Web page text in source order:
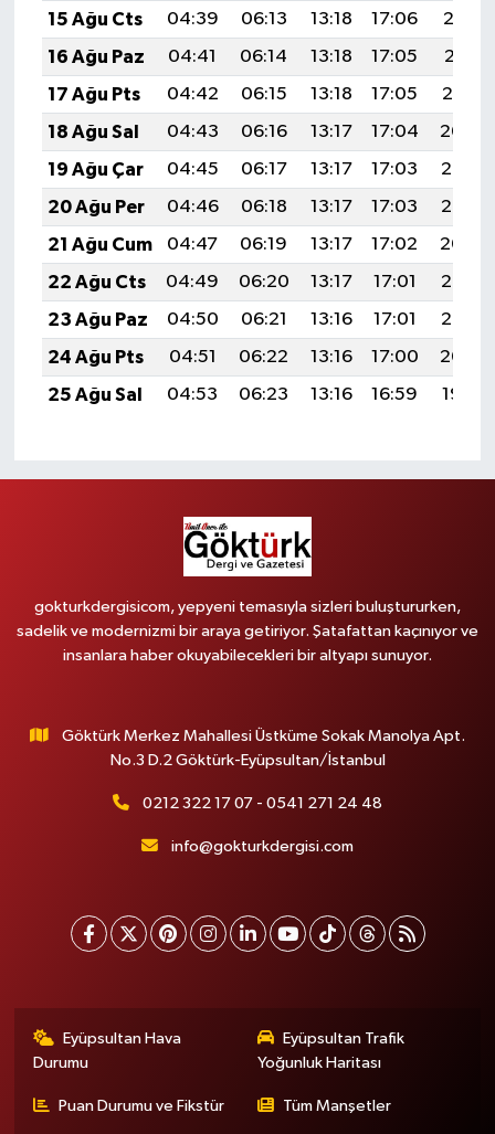
15 Ağu Cts
04:39 06:13 13:18 17:06
20:13
16 Ağu Paz
04:41 06:14 13:18 17:05
20:11
17 Ağu Pts
04:42 06:15 13:18 17:05
20:10
18 Ağu Sal
04:43 06:16 13:17 17:04
20:09
19 Ağu Çar
04:45 06:17 13:17 17:03
20:07
20 Ağu Per
04:46 06:18 13:17 17:03
20:06
21 Ağu Cum
04:47 06:19 13:17 17:02
20:04
22 Ağu Cts
04:49 06:20 13:17 17:01
20:03
23 Ağu Paz
04:50 06:21 13:16 17:01
20:02
24 Ağu Pts
04:51 06:22 13:16 17:00
20:00
25 Ağu Sal
04:53 06:23 13:16 16:59 19:59
gokturkdergisicom, yepyeni temasıyla sizleri buluştururken,
sadelik ve modernizmi bir araya getiriyor. Şatafattan kaçınıyor ve
insanlara haber okuyabilecekleri bir altyapı sunuyor.
Göktürk Merkez Mahallesi Üstküme Sokak Manolya Apt.
No.3 D.2 Göktürk-Eyüpsultan/İstanbul
0212 322 17 07 - 0541 271 24 48
info@gokturkdergisi.com
Eyüpsultan Hava
Durumu
Eyüpsultan Trafik
Yoğunluk Haritası
Puan Durumu ve Fikstür Tüm Manşetler